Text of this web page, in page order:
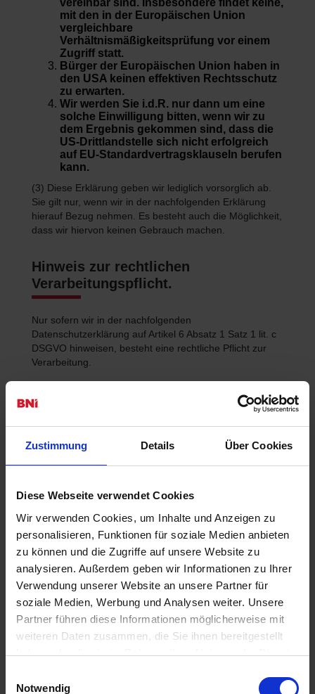
Zustimmung Details Über Cookies
Diese Webseite verwendet Cookies
Wir verwenden Cookies, um Inhalte und Anzeigen zu
personalisieren, Funktionen für soziale Medien anbieten
zu können und die Zugriffe auf unsere Website zu
analysieren. Außerdem geben wir Informationen zu Ihrer
Verwendung unserer Website an unsere Partner für
soziale Medien, Werbung und Analysen weiter. Unsere
Partner führen diese Informationen möglicherweise mit
weiteren Daten zusammen, die Sie ihnen bereitgestellt
haben oder die sie im Rahmen Ihrer Nutzung der Dienste
Notwendig